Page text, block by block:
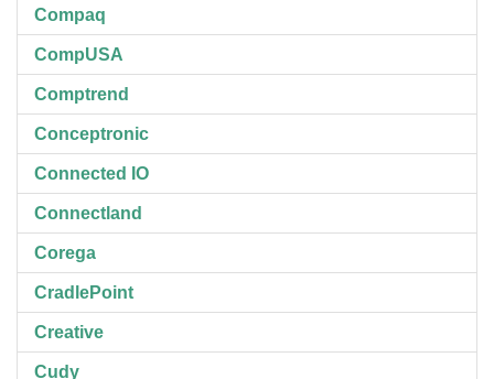
Compaq
CompUSA
Comptrend
Conceptronic
Connected IO
Connectland
Corega
CradlePoint
Creative
Cudy